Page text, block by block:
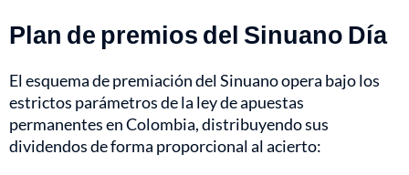
Plan de premios del Sinuano Día
El esquema de premiación del Sinuano opera bajo los
estrictos parámetros de la ley de apuestas
permanentes en Colombia, distribuyendo sus
dividendos de forma proporcional al acierto: